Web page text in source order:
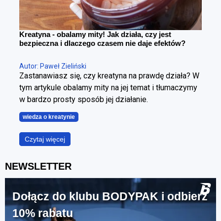
Kreatyna - obalamy mity! Jak działa, czy jest
bezpieczna i dlaczego czasem nie daje efektów?
Autor: Paweł Zieliński
Zastanawiasz się, czy kreatyna na prawdę działa? W
tym artykule obalamy mity na jej temat i tłumaczymy
w bardzo prosty sposób jej działanie.
wiedza o kreatynie
Czytaj więcej
NEWSLETTER
Dołącz do klubu BODYPAK i odbierz
10% rabatu